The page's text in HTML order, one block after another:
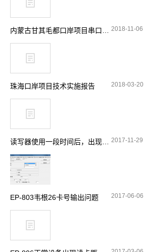
内蒙古甘其毛都口岸项目串口不通讯技术报告 2018-11-06
珠海口岸项目技术实施报告 2018-03-20
读写器使用一段时间后，出现网口死机的故障 2017-11-29
EP-803韦根26卡号输出问题 2017-06-06